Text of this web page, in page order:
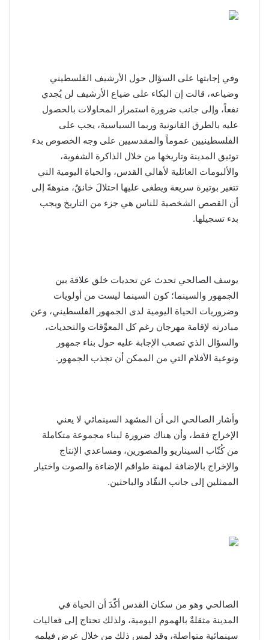
وفي إجابتها على السؤال حول الأرشيف الفلسطيني
وضياعه، قالت إن البكاء على ضياع الأرشيف لن يُجدي
نفعاً، وإلى جانب ضرورة استمرار المحاولات بالحصول
عليه بالطرق القانونية وربما السياسية، يجب على
الفلسطينيين عموماً والمقدسيين على وجه الخصوص بدء
توثيق المدينة وتاريخها من خلال الذاكرة الشفوية،
والألبومات العائلية لأهالي القدس، والحياة اليومية التي
تتغير بوتيرة سريعة ويطغى عليها احتلالَ خانقٌ، منوهةً إلى
أن القصص الشخصية للناس هي جزء من التاريخ ويجب
بدء تسجيلها.
يوسف الصالحي تحدث عن تحديات خلق علاقة بين
الجمهور والسينما؛ كون السينما ليست من أولويات
وضروريات الحياة اليومية لدى الجمهور الفلسطيني، وعن
مبادرته لإقامة مهرجان رغم كل المعوِّقات والتحديات،
والسؤال الذي تصعب الإجابة عليه حول بناء جمهور
ونوعية الأفلام التي من الممكن أن تجذب الجمهور.
وأشار الصالحي الى أن المشهد السينمائي لا يعني
الإخراج فقط، وأن هناك ضرورة لبناء مجموعة متكاملة
من كُتّاب السيناريو والمصورين، ومساعدي الإنتاج
والإخراج بالإضافة لمهنة طواقم الإضاءة والصوت واختيار
الممثلين إلى جانب النقّاد والباحثين.
الصالحي وهو من سكان القدس أكّدَ أن الحياة في
المدينة مثقلةٌ بالهموم اليومية، ولذلك تحتاج إلى فعاليات
سينمائية متواصلة، وقد لمس ذلك من خلال عرض فيلمه